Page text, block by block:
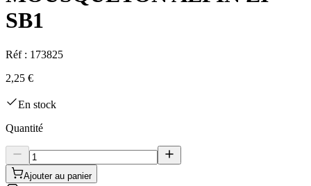
SB1
Réf : 173825
2,25 €
En stock
Quantité
Ajouter au panier